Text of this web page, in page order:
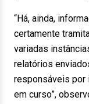
“Há, ainda,
certamente
variadas
relatórios
responsáveis por
em curso”,